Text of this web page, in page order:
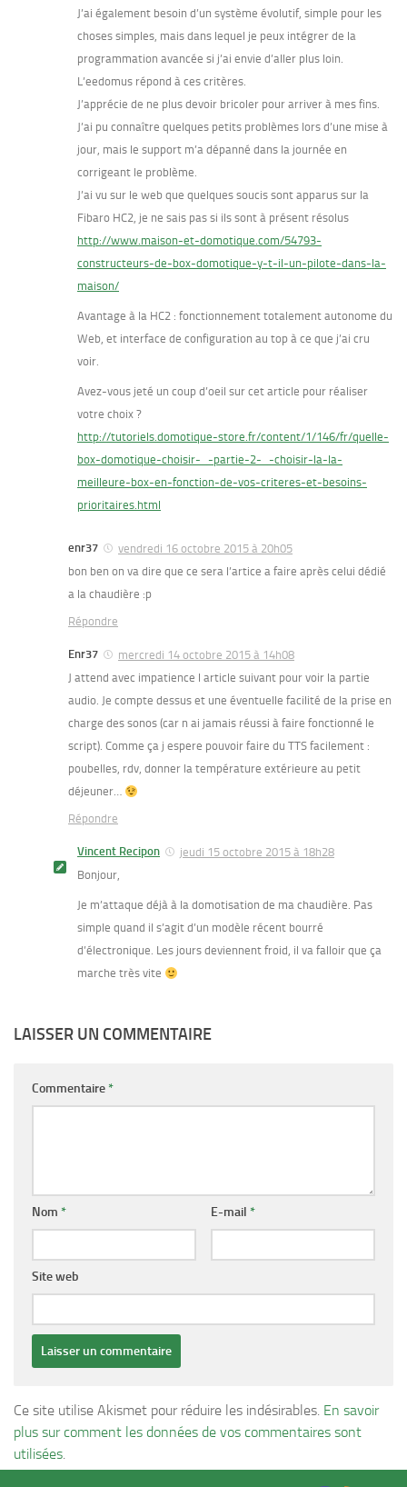
J’ai également besoin d’un système évolutif, simple pour les
choses simples, mais dans lequel je peux intégrer de la
programmation avancée si j’ai envie d’aller plus loin.
L’eedomus répond à ces critères.
J’apprécie de ne plus devoir bricoler pour arriver à mes fins.
J’ai pu connaître quelques petits problèmes lors d’une mise à
jour, mais le support m’a dépanné dans la journée en
corrigeant le problème.
J’ai vu sur le web que quelques soucis sont apparus sur la
Fibaro HC2, je ne sais pas si ils sont à présent résolus
http://www.maison-et-domotique.com/54793-
constructeurs-de-box-domotique-y-t-il-un-pilote-dans-la-
maison/
Avantage à la HC2 : fonctionnement totalement autonome du
Web, et interface de configuration au top à ce que j’ai cru
voir.
Avez-vous jeté un coup d’oeil sur cet article pour réaliser
votre choix ?
http://tutoriels.domotique-store.fr/content/1/146/fr/quelle-
box-domotique-choisir-_-partie-2-_-choisir-la-la-
meilleure-box-en-fonction-de-vos-criteres-et-besoins-
prioritaires.html
enr37
vendredi 16 octobre 2015 à 20h05
bon ben on va dire que ce sera l’artice a faire après celui dédié
a la chaudière :p
Répondre
Enr37
mercredi 14 octobre 2015 à 14h08
J attend avec impatience l article suivant pour voir la partie
audio. Je compte dessus et une éventuelle facilité de la prise en
charge des sonos (car n ai jamais réussi à faire fonctionné le
script). Comme ça j espere pouvoir faire du TTS facilement :
poubelles, rdv, donner la température extérieure au petit
déjeuner…
Répondre
Vincent Recipon
jeudi 15 octobre 2015 à 18h28
Bonjour,
Je m’attaque déjà à la domotisation de ma chaudière. Pas
simple quand il s’agit d’un modèle récent bourré
d’électronique. Les jours deviennent froid, il va falloir que ça
marche très vite
LAISSER UN COMMENTAIRE
Commentaire*
Nom * E-mail *
Site web
Ce site utilise Akismet pour réduire les indésirables. En savoir
plus sur comment les données de vos commentaires sont
utilisées.